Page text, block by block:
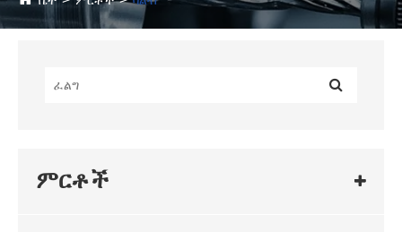
ምርቶች